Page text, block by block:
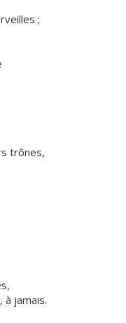
;
trônes,
à jamais.